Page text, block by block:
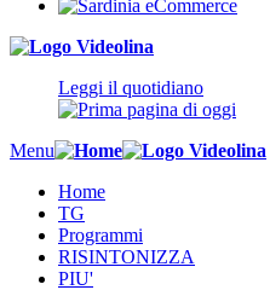
Leggi il quotidiano
Menu
Home
TG
Programmi
RISINTONIZZA
PIU'